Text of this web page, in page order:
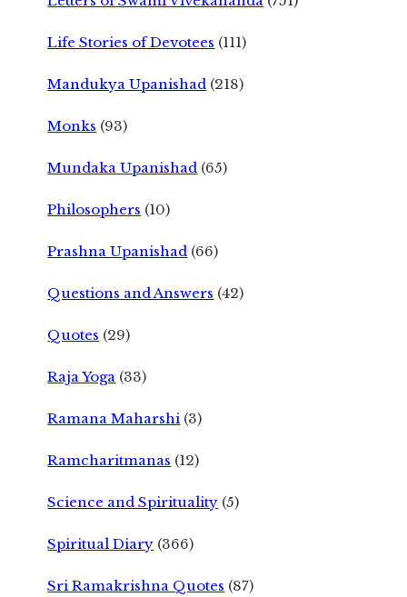
Life Stories of Devotees (111)
Mandukya Upanishad (218)
Monks (93)
Mundaka Upanishad (65)
Philosophers (10)
Prashna Upanishad (66)
Questions and Answers (42)
Quotes (29)
Raja Yoga (33)
Ramana Maharshi (3)
Ramcharitmanas (12)
Science and Spirituality (5)
Spiritual Diary (366)
Sri Ramakrishna Quotes (87)